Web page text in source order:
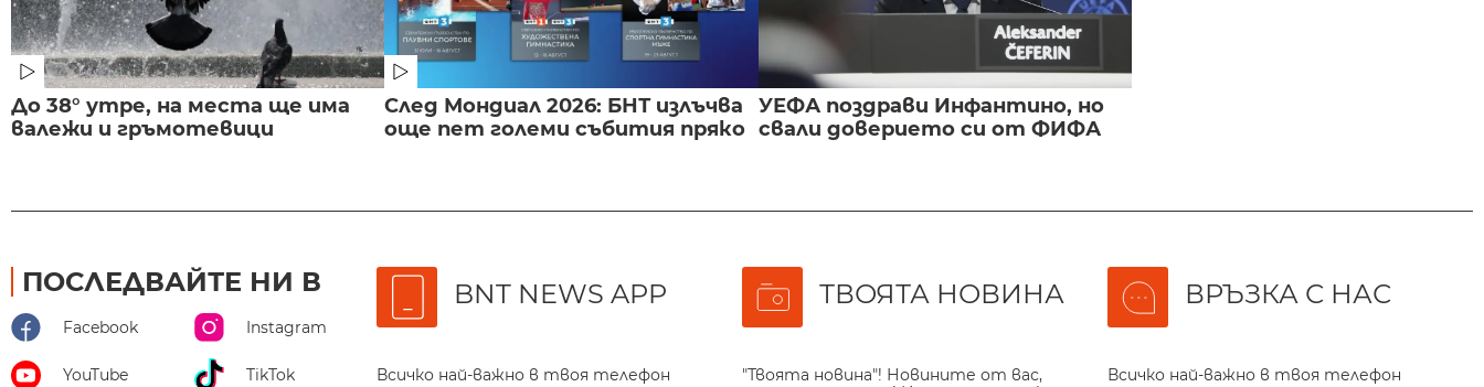
До 38° утре, на места ще има
валежи и гръмотевици
След Мондиал 2026: БНТ излъчва
още пет големи събития пряко
УЕФА поздрави Инфантино, но
свали доверието си от ФИФА
ПОСЛЕДВАЙТЕ НИ В
Facebook Instagram
YouTube TikTok
BNT NEWS APP
Всичко най-важно в твоя телефон
ТВОЯТА НОВИНА
"Твоята новина"! Новините от вас,
ВРЪЗКА С НАС
Всичко най-важно в твоя телефон